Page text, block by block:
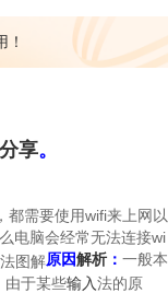
享。
都需要使用wifi来上网以
电脑会经常无法连接wi
原因解析： 一般本
于某些输入法的原